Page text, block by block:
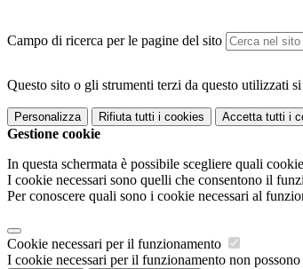
Campo di ricerca per le pagine del sito
Questo sito o gli strumenti terzi da questo utilizzati
Personalizza Rifiuta tutti i cookies Accetta tutti i
Gestione cookie
In questa schermata è possibile scegliere quali
I cookie necessari sono quelli che consentono il
Per conoscere quali sono i cookie necessari al
Cookie necessari per il funzionamento
I cookie necessari per il funzionamento non